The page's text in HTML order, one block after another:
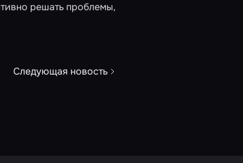
решать проблемы,
Следующая новость